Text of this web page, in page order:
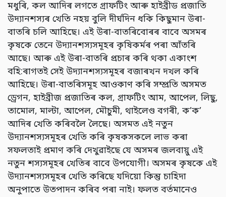
মধুৰি, কল আদিৰ লগতে গ্ৰাফটিং আৰু হাইব্ৰীড প্ৰজাতি
উদ্যানশস্যৰ খেতি নহয় বুলি দীৰ্ঘদিন ধকি কিছুমান উৰা-
বাতৰি চলি আহিছে। এই উৰা-বাতৰিবোৰৰ বাবে অসমৰ
কৃষকে তেনে উদ্যানশস্যসমূহৰ কৃষিকৰ্মৰ পৰা আঁতৰি
আছে। আৰু এই উৰা-বাতৰি প্ৰচাৰ কৰি থকা একাংশ
বহি:ৰাগতই সেই উদ্যানশস্যসমূহৰ বজাৰখন দখল কৰি
আহিছে। উৰা-বাতৰিসমূহ আওকাণ কৰি সম্প্ৰতি অসমত
ড্ৰেগন, হাইব্ৰীজ প্ৰজাতিৰ কল, গ্ৰাফটিং আম, আপেল, লিছু,
তামোল, মাল্টা, আপেল, মৌচুমী, থাইলেণ্ড বগৰী, ক’ক’
আদিৰ খেতি কৰিবলৈ লৈছে। অসমত এই নতুন
উদ্যানশস্যসমূহৰ খেতি কৰি কৃষকসকলে লাভ কৰা
সফলতাই প্ৰমাণ কৰি দেখুৱাইছে যে অসমৰ জলবায়ু এই
নতুন শস্যসমূহৰ খেতিৰ বাবে উপযোগী। অসমৰ কৃষকে এই
উদ্যানশস্যসমূহৰ খেতি কৰিছে যদিয়ো কিন্তু চাহিদা
অনুপাতে উতপাদন কৰিব পৰা নাই। ফলত বৰ্তমানেও